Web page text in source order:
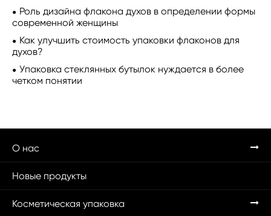
Роль дизайна флакона духов в определении формы
современной женщины
Как улучшить стоимость упаковки флаконов для
духов?
Упаковка стеклянных бутылок нуждается в более
четком понятии
О нас
Новые продукты
Косметическая упаковка